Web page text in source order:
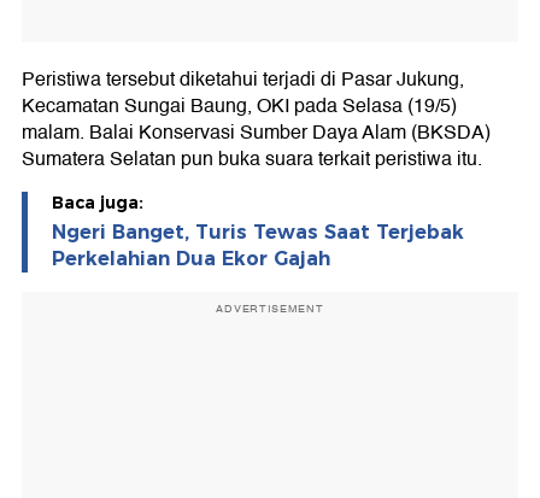
Peristiwa tersebut diketahui terjadi di Pasar Jukung,
Kecamatan Sungai Baung, OKI pada Selasa (19/5)
malam. Balai Konservasi Sumber Daya Alam (BKSDA)
Sumatera Selatan pun buka suara terkait peristiwa itu.
Baca juga:
Ngeri Banget, Turis Tewas Saat Terjebak
Perkelahian Dua Ekor Gajah
ADVERTISEMENT